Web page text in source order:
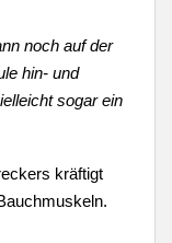
noch auf der
hin- und
sogar ein
kräftigt